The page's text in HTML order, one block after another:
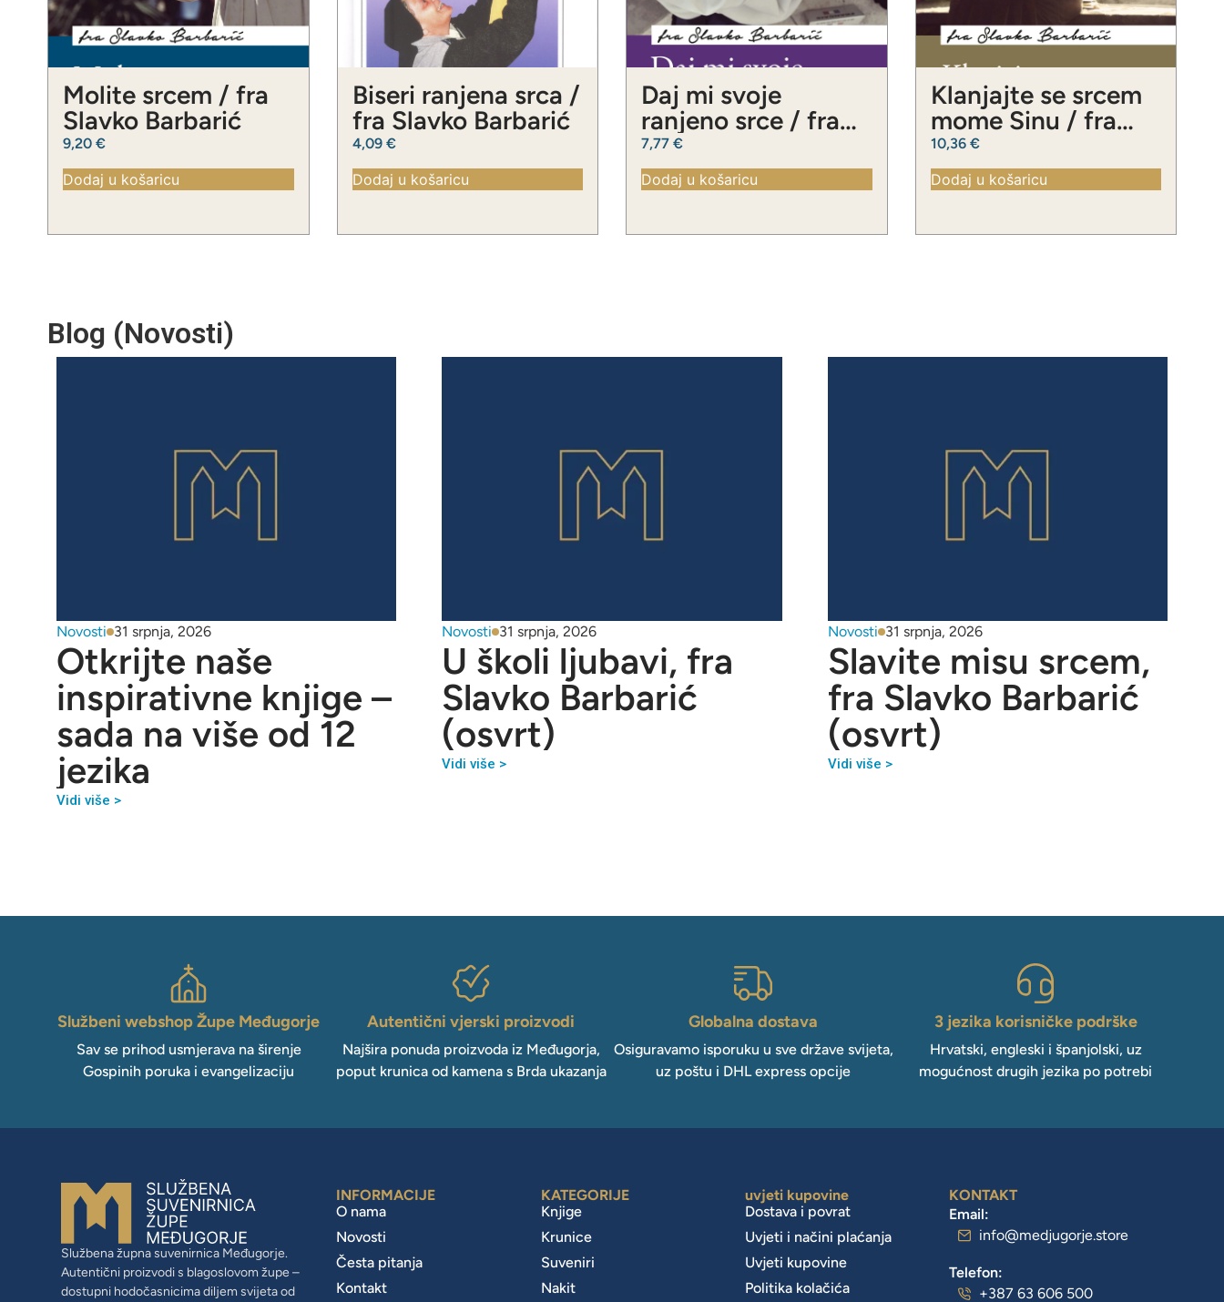
Molite srcem / fra
Slavko Barbarić
9,20 €
Dodaj u košaricu
Biseri ranjena srca /
fra Slavko Barbarić
4,09 €
Dodaj u košaricu
Daj mi svoje
ranjeno srce / fra
Slavko Barbarić
7,77 €
Dodaj u košaricu
Klanjajte se srcem
mome Sinu / fra
Slavko Barbarić
10,36 €
Dodaj u košaricu
Blog (Novosti)
Novosti 31 srpnja, 2026
Otkrijte naše
inspirativne knjige –
sada na više od 12
jezika
Vidi više >
Novosti 31 srpnja, 2026
U školi ljubavi, fra
Slavko Barbarić
(osvrt)
Vidi više >
Novosti 31 srpnja, 2026
Slavite misu srcem,
fra Slavko Barbarić
(osvrt)
Vidi više >
Službeni webshop Župe Međugorje
Sav se prihod usmjerava na širenje
Gospinih poruka i evangelizaciju
Autentični vjerski proizvodi
Najšira ponuda proizvoda iz Međugorja,
poput krunica od kamena s Brda ukazanja
Globalna dostava
Osiguravamo isporuku u sve države svijeta,
uz poštu i DHL express opcije
3 jezika korisničke podrške
Hrvatski, engleski i španjolski, uz
mogućnost drugih jezika po potrebi
Službena župna suvenirnica Međugorje.
Autentični proizvodi s blagoslovom župe –
dostupni hodočasnicima diljem svijeta od
INFORMACIJE
O nama
Novosti
Česta pitanja
Kontakt
KATEGORIJE
Knjige
Krunice
Suveniri
Nakit
uvjeti kupovine
Dostava i povrat
Uvjeti i načini plaćanja
Uvjeti kupovine
Politika kolačića
KONTAKT
Email:
info@medjugorje.store
Telefon:
+387 63 606 500